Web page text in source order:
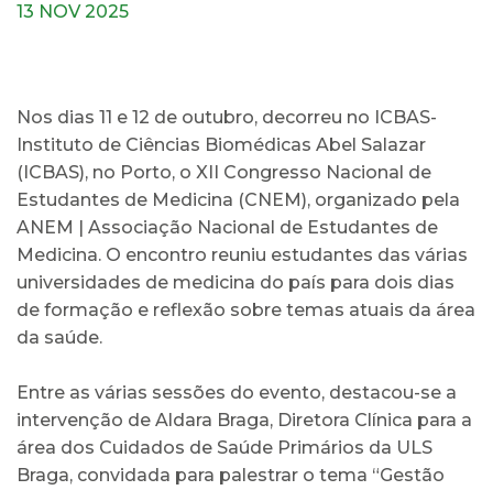
13 NOV 2025
Nos dias 11 e 12 de outubro, decorreu no ICBAS-
Instituto de Ciências Biomédicas Abel Salazar
(ICBAS), no Porto, o XII Congresso Nacional de
Estudantes de Medicina (CNEM), organizado pela
ANEM | Associação Nacional de Estudantes de
Medicina. O encontro reuniu estudantes das várias
universidades de medicina do país para dois dias
de formação e reflexão sobre temas atuais da área
da saúde.
Entre as várias sessões do evento, destacou-se a
intervenção de Aldara Braga, Diretora Clínica para a
área dos Cuidados de Saúde Primários da ULS
Braga, convidada para palestrar o tema “Gestão